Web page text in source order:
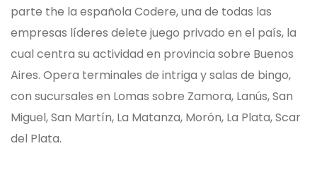
parte the la española Codere, una de todas las
empresas líderes delete juego privado en el país, la
cual centra su actividad en provincia sobre Buenos
Aires. Opera terminales de intriga y salas de bingo,
con sucursales en Lomas sobre Zamora, Lanús, San
Miguel, San Martín, La Matanza, Morón, La Plata, Scar
del Plata.